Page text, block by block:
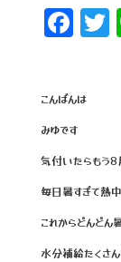
F
a
e
b
o
o
k
こんばんは
みゆです
気付いたらもう8
毎日暑すぎて熱
これからどんどん
水分補給たくさん